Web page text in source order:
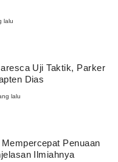
lalu
Uji Taktik, Parker
Dias
lalu
Penuaan
Ilmiahnya